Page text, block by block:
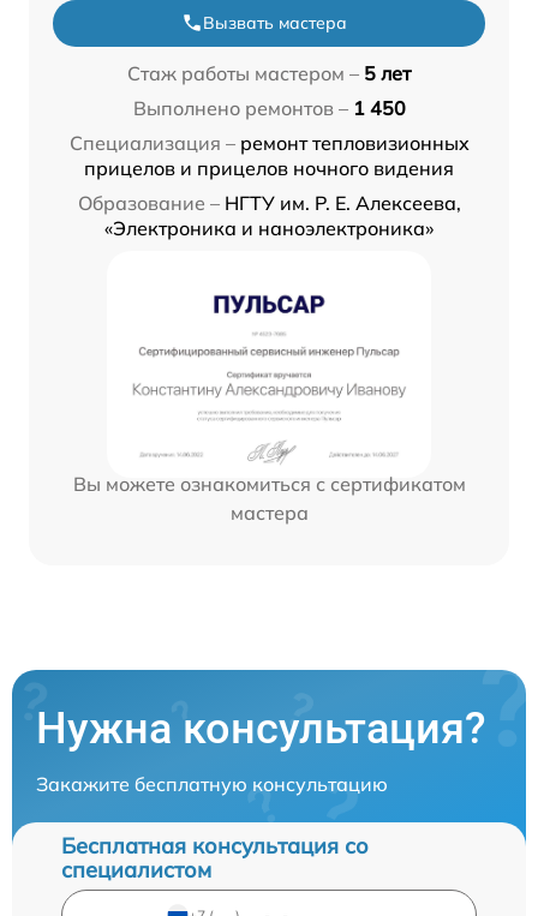
Вызвать мастера
Стаж работы мастером – 5 лет
Выполнено ремонтов – 1 450
Специализация – ремонт тепловизионных
прицелов и прицелов ночного видения
Образование – НГТУ им. Р. Е. Алексеева,
«Электроника и наноэлектроника»
Вы можете ознакомиться с сертификатом
мастера
Нужна консультация?
Закажите бесплатную консультацию
Бесплатная консультация со
специалистом